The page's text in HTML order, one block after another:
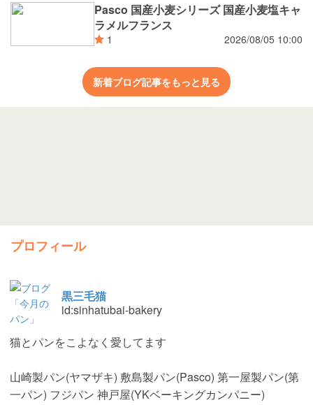
Pasco 国産小麦シリーズ 国産小麦塩キャ
ラメルフランス
1 2026/08/05 10:00
新着ブログ記事をもっと見る
プロフィール
黒三毛猫
id:sinhatubai-bakery
猫とパンをこよなく愛してます
山崎製パン(ヤマザキ) 敷島製パン(Pasco) 第一屋製パン(第
一パン) フジパン 神戸屋(YKベーキングカンパニー)